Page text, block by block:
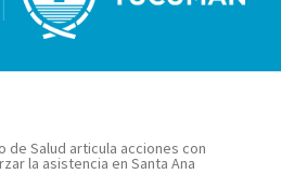
de Salud articula acciones con
la asistencia en Santa Ana